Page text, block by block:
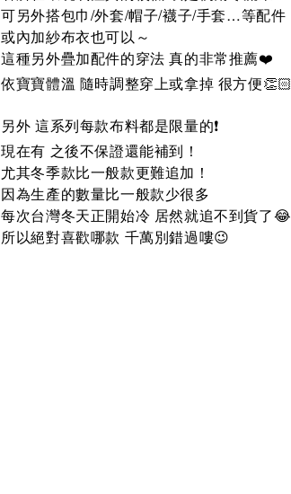
可另外搭包巾/外套/帽子/襪子/手套…等配件
或內加紗布衣也可以～
這種另外疊加配件的穿法 真的非常推薦❤️
依寶寶體溫 隨時調整穿上或拿掉 很方便👏🏻
另外 這系列每款布料都是限量的❗️
現在有 之後不保證還能補到！
尤其冬季款比一般款更難追加！
因為生產的數量比一般款少很多
每次台灣冬天正開始冷 居然就追不到貨了😂
所以絕對喜歡哪款 千萬別錯過嘍😉